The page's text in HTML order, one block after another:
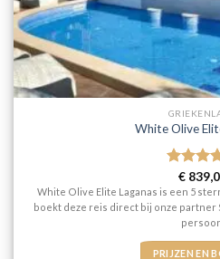
White Olive
5uit 5
€
White Olive Elite Laganas is een 5
boekt deze reis direct bij onze partner
PRIJZEN EN